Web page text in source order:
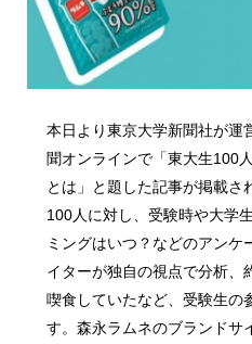
本日より東京大学新聞社が運
聞オンラインで「東大生100
とは」と題した記事が掲載さ
100人に対し、受験時や大学
ミングはいつ？などのアンケ
イターが独自の視点で分析、
喫食していたなど、受験生の
す。森永ラムネのブランドサ